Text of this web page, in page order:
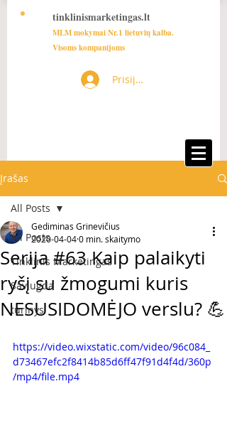
tinklinismarketingas.lt
MLM mokymai Nr.1 lietuvių kalba.
Visoms kompanijoms
Prisijungti
Įrašas
All Posts
Tinklinis Marketingas
Saviugda
turinys
All Posts
Serija #63 Kaip palaikyti
ryšį su žmogumi kuris
NESUSIDOMĖJO verslu? 💪
Gediminas Grinevičius
2020-04-040 min. skaitymo
https://video.wixstatic.com/video/96c084_
d73467efc2f8414b85d6ff47f91d4f4d/360p
/mp4/file.mp4